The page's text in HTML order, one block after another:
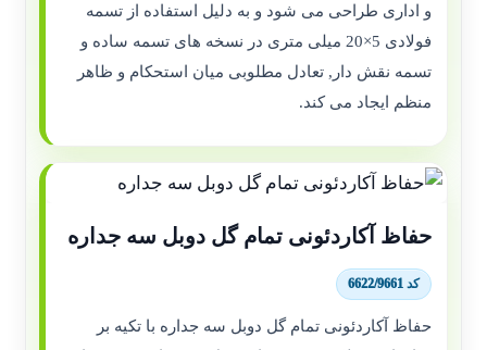
و اداری طراحی می شود و به دلیل استفاده از تسمه
فولادی 5×20 میلی متری در نسخه های تسمه ساده و
تسمه نقش دار, تعادل مطلوبی میان استحکام و ظاهر
منظم ایجاد می کند.
حفاظ آکاردئونی تمام گل دوبل سه جداره
کد 6622/9661
حفاظ آکاردئونی تمام گل دوبل سه جداره با تکیه بر